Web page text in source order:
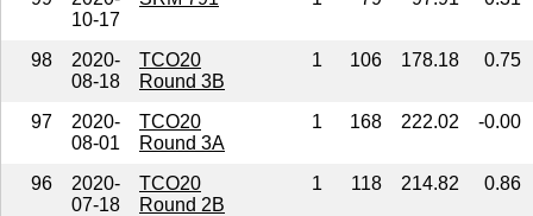
10-17
98
2020-
08-18
TCO20
Round 3B
1 106 178.18 0.75
97
2020-
08-01
TCO20
Round 3A
1 168 222.02 -0.00
96
2020-
07-18
TCO20
Round 2B
1 118 214.82 0.86